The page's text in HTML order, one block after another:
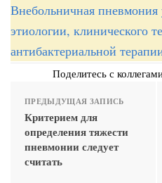
Внебольничная
этиологии, клинического
антибактериальной
Поделитесь с
ПРЕДЫДУЩАЯ ЗАПИСЬ
Критерием для
определения тяжести
пневмонии следует
считать